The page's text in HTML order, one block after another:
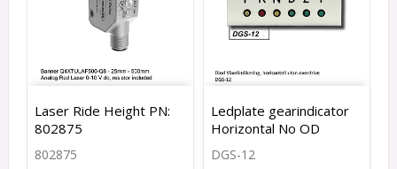
Laser Ride Height PN:
802875
802875
Ledplate gearindicator
Horizontal No OD
DGS-12